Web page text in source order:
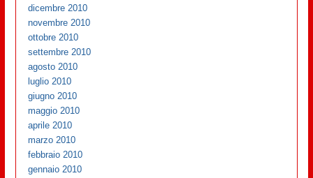
dicembre 2010
novembre 2010
ottobre 2010
settembre 2010
agosto 2010
luglio 2010
giugno 2010
maggio 2010
aprile 2010
marzo 2010
febbraio 2010
gennaio 2010